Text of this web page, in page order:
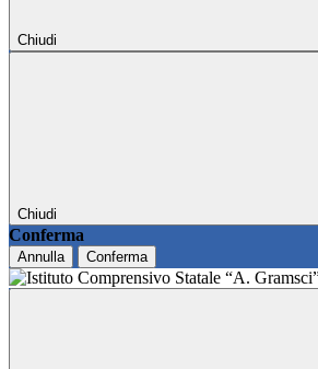
Chiudi
Chiudi
Conferma
Annulla Conferma